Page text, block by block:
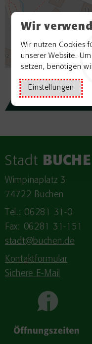
Wir
Wir nutzen Cookies
unserer Website.
setzen, benötigen
Einstellungen
Zurück zur
Stadt
Wimpinaplatz 3
74722 Buchen
Tel.: 06281 31-0
Fax: 06281 31-151
stadt@buchen.de
Kontaktformular
Sichere E-Mail